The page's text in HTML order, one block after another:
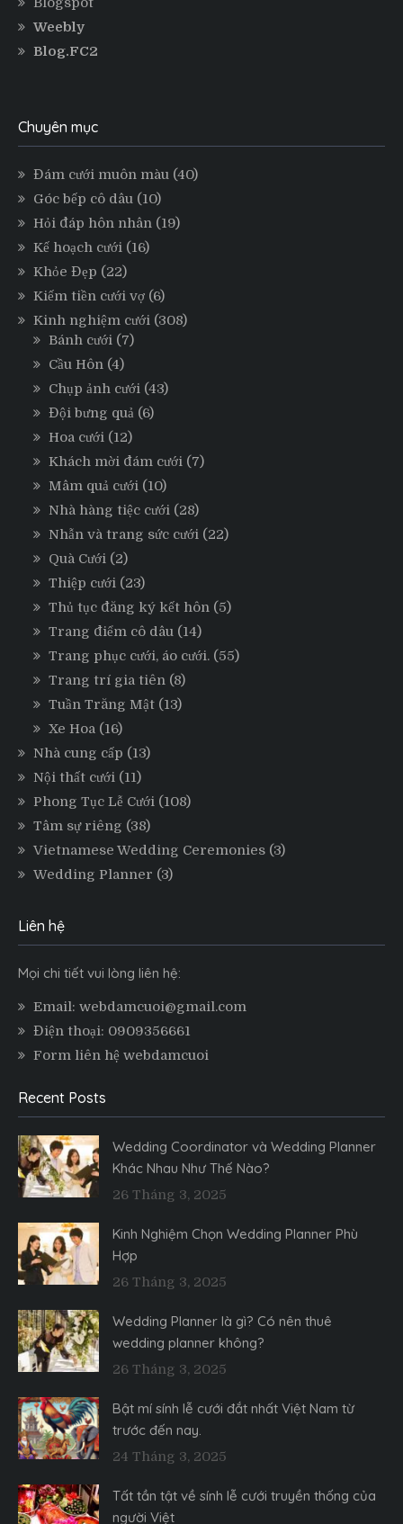
Weebly
Blog.FC2
Chuyên mục
Đám cưới muôn màu (40)
Góc bếp cô dâu (10)
Hỏi đáp hôn nhân (19)
Kế hoạch cưới (16)
Khỏe Đẹp (22)
Kiếm tiền cưới vợ (6)
Kinh nghiệm cưới (308)
Bánh cưới (7)
Cầu Hôn (4)
Chụp ảnh cưới (43)
Đội bưng quả (6)
Hoa cưới (12)
Khách mời đám cưới (7)
Mâm quả cưới (10)
Nhà hàng tiệc cưới (28)
Nhẫn và trang sức cưới (22)
Quà Cưới (2)
Thiệp cưới (23)
Thủ tục đăng ký kết hôn (5)
Trang điểm cô dâu (14)
Trang phục cưới, áo cưới. (55)
Trang trí gia tiên (8)
Tuần Trăng Mật (13)
Xe Hoa (16)
Nhà cung cấp (13)
Nội thất cưới (11)
Phong Tục Lễ Cưới (108)
Tâm sự riêng (38)
Vietnamese Wedding Ceremonies (3)
Wedding Planner (3)
Liên hệ
Mọi chi tiết vui lòng liên hệ:
Email: webdamcuoi@gmail.com
Điện thoại: 0909356661
Form liên hệ webdamcuoi
Recent Posts
Wedding Coordinator và Wedding Planner
Khác Nhau Như Thế Nào?
26 Tháng 3, 2025
Kinh Nghiệm Chọn Wedding Planner Phù
Hợp
26 Tháng 3, 2025
Wedding Planner là gì? Có nên thuê
wedding planner không?
26 Tháng 3, 2025
Bật mí sính lễ cưới đắt nhất Việt Nam từ
trước đến nay.
24 Tháng 3, 2025
Tất tần tật về sính lễ cưới truyền thống của
người Việt